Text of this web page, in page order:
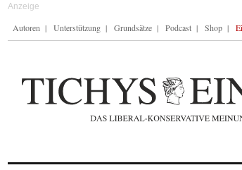
Autoren Unterstützung Grundsätze Podcast Shop